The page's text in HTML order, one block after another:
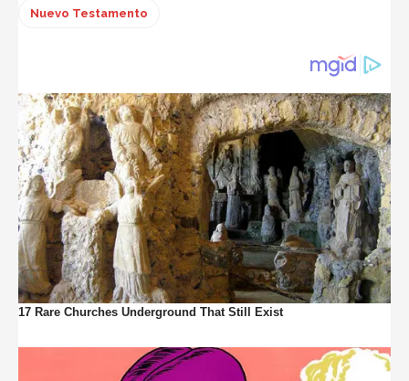
Nuevo Testamento